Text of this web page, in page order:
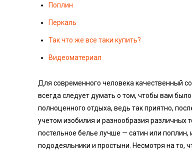
Поплин
Перкаль
Так что же все таки купить?
Видеоматериал
Для современного человека качественный
всегда следует думать о том, чтобы вам
полноценного отдыха, ведь так приятно,
учетом изобилия и разнообразия различных
постельное белье лучше — сатин или
пододеяльники и простыни. Несмотря на то,